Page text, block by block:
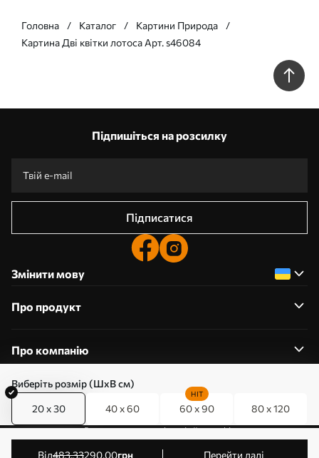
Виберіть розмір (ШхВ см)
20 x 30 40 x 60 60 x 90
HIT
80 x 120
від483.33290.00грн Перейти далі
Головна Каталог
Картини Природа
Картина Дві квітки лотоса Арт. s46084
Підпишіться на розсилку
Підписатися
Змінити мову
Про продукт
Про компанію
0800357223
Редагування дозволів на файли cookie
© 2011-2026 Art-holst. Усі права захищені. Власник: